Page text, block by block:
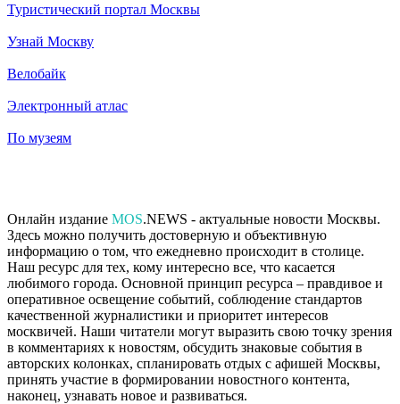
Туристический портал Москвы
Узнай Москву
Велобайк
Электронный атлас
По музеям
Онлайн издание MOS.NEWS - актуальные новости Москвы.
Здесь можно получить достоверную и объективную
информацию о том, что ежедневно происходит в столице.
Наш ресурс для тех, кому интересно все, что касается
любимого города. Основной принцип ресурса – правдивое и
оперативное освещение событий, соблюдение стандартов
качественной журналистики и приоритет интересов
москвичей. Наши читатели могут выразить свою точку зрения
в комментариях к новостям, обсудить знаковые события в
авторских колонках, спланировать отдых с афишей Москвы,
принять участие в формировании новостного контента,
наконец, узнавать новое и развиваться.